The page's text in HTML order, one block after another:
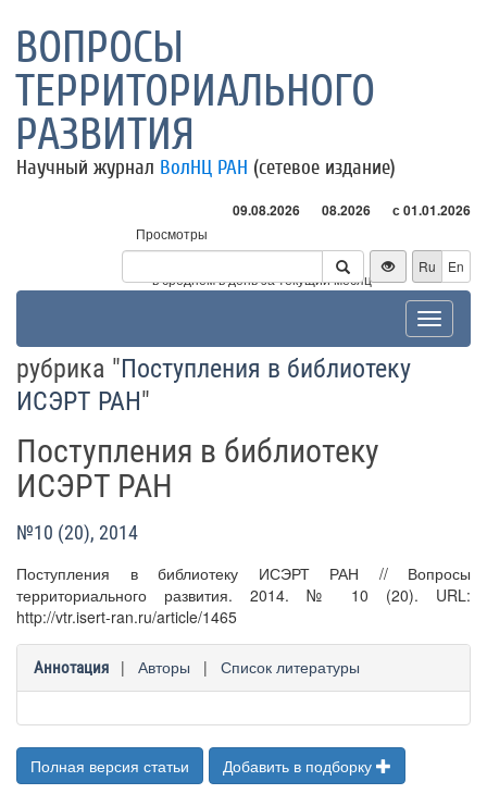
ВОПРОСЫ
ТЕРРИТОРИАЛЬНОГО
РАЗВИТИЯ
Научный журнал ВолНЦ РАН (сетевое издание)
09.08.2026 08.2026 с 01.01.2026
Просмотры
Посетители
* - в среднем в день за текущий месяц
Ru En
Toggle
рубрика "Поступления в библиотеку
ИСЭРТ РАН"
Поступления в библиотеку
ИСЭРТ РАН
№10 (20), 2014
Поступления в библиотеку ИСЭРТ РАН // Вопросы
территориального развития. 2014. № 10 (20). URL:
http://vtr.isert-ran.ru/article/1465
Аннотация | Авторы | Список литературы
Полная версия статьи Добавить в подборку